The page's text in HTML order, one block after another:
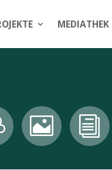
MEDIATHEK
 i